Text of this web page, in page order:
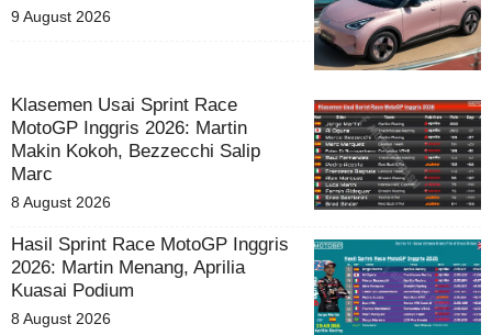
9 August 2026
Klasemen Usai Sprint Race
MotoGP Inggris 2026: Martin
Makin Kokoh, Bezzecchi Salip
Marc
8 August 2026
Hasil Sprint Race MotoGP Inggris
2026: Martin Menang, Aprilia
Kuasai Podium
8 August 2026